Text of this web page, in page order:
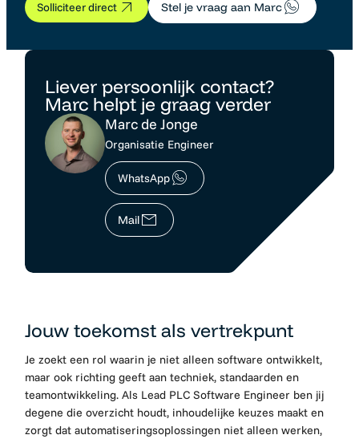
Solliciteer direct Stel je vraag aan Marc
Liever persoonlijk contact?
Marc helpt je graag verder
Marc de Jonge
Organisatie Engineer
WhatsApp
Mail
Jouw toekomst als vertrekpunt
Je zoekt een rol waarin je niet alleen software ontwikkelt,
maar ook richting geeft aan techniek, standaarden en
teamontwikkeling. Als Lead PLC Software Engineer ben jij
degene die overzicht houdt, inhoudelijke keuzes maakt en
zorgt dat automatiseringsoplossingen niet alleen werken,